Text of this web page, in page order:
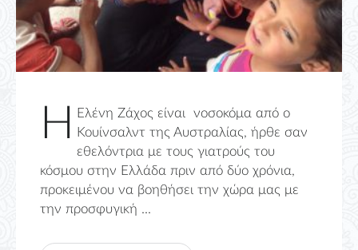
Η
Ελένη Ζάχος είναι νοσοκόμα από ο
Κουίνσαλντ της Αυστραλίας, ήρθε σαν
εθελόντρια με τους γιατρούς του
κόσμου στην Ελλάδα πριν από δύο χρόνια,
προκειμένου να βοηθήσει την χώρα μας με
την προσφυγική ...